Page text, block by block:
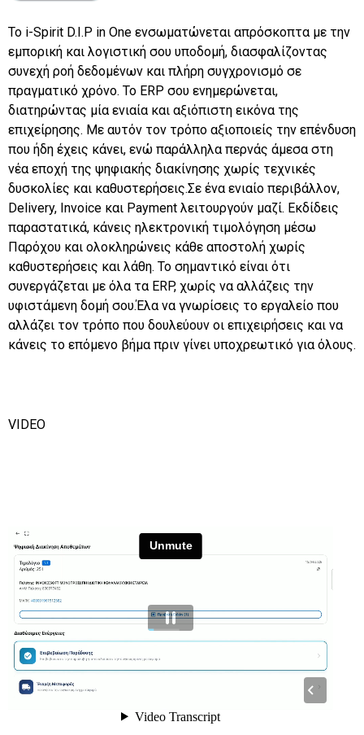
Το i-Spirit D.I.P in One ενσωματώνεται απρόσκοπτα με την
εμπορική και λογιστική σου υποδομή, διασφαλίζοντας
συνεχή ροή δεδομένων και πλήρη συγχρονισμό σε
πραγματικό χρόνο. Το ERP σου ενημερώνεται,
διατηρώντας μία ενιαία και αξιόπιστη εικόνα της
επιχείρησης. Με αυτόν τον τρόπο αξιοποιείς την επένδυση
που ήδη έχεις κάνει, ενώ παράλληλα περνάς άμεσα στη
νέα εποχή της ψηφιακής διακίνησης χωρίς τεχνικές
δυσκολίες και καθυστερήσεις.Σε ένα ενιαίο περιβάλλον,
Delivery, Invoice και Payment λειτουργούν μαζί. Εκδίδεις
παραστατικά, κάνεις ηλεκτρονική τιμολόγηση μέσω
Παρόχου και ολοκληρώνεις κάθε αποστολή χωρίς
καθυστερήσεις και λάθη. Το σημαντικό είναι ότι
συνεργάζεται με όλα τα ERP, χωρίς να αλλάζεις την
υφιστάμενη δομή σου.Έλα να γνωρίσεις το εργαλείο που
αλλάζει τον τρόπο που δουλεύουν οι επιχειρήσεις και να
κάνεις το επόμενο βήμα πριν γίνει υποχρεωτικό για όλους.
VIDEO